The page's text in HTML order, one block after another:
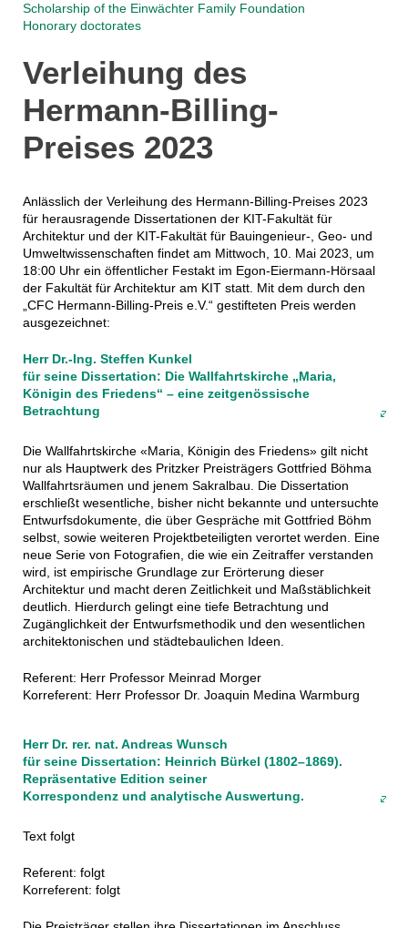
Scholarship of the Einwächter Family Foundation
Honorary doctorates
Verleihung des
Hermann-Billing-
Preises 2023
Anlässlich der Verleihung des Hermann-Billing-Preises 2023
für herausragende Dissertationen der KIT-Fakultät für
Architektur und der KIT-Fakultät für Bauingenieur-, Geo- und
Umweltwissenschaften findet am Mittwoch, 10. Mai 2023, um
18:00 Uhr ein öffentlicher Festakt im Egon-Eiermann-Hörsaal
der Fakultät für Architektur am KIT statt. Mit dem durch den
„CFC Hermann-Billing-Preis e.V.“ gestifteten Preis werden
ausgezeichnet:
Herr Dr.-Ing. Steffen Kunkel
für seine Dissertation: Die Wallfahrtskirche „Maria,
Königin des Friedens“ – eine zeitgenössische
Betrachtung
Die Wallfahrtskirche «Maria, Königin des Friedens» gilt nicht
nur als Hauptwerk des Pritzker Preisträgers Gottfried Böhma
Wallfahrtsräumen und jenem Sakralbau. Die Dissertation
erschließt wesentliche, bisher nicht bekannte und untersuchte
Entwurfsdokumente, die über Gespräche mit Gottfried Böhm
selbst, sowie weiteren Projektbeteiligten verortet werden. Eine
neue Serie von Fotografien, die wie ein Zeitraffer verstanden
wird, ist empirische Grundlage zur Erörterung dieser
Architektur und macht deren Zeitlichkeit und Maßstäblichkeit
deutlich. Hierdurch gelingt eine tiefe Betrachtung und
Zugänglichkeit der Entwurfsmethodik und den wesentlichen
architektonischen und städtebaulichen Ideen.
Referent: Herr Professor Meinrad Morger
Korreferent: Herr Professor Dr. Joaquin Medina Warmburg
Herr Dr. rer. nat. Andreas Wunsch
für seine Dissertation: Heinrich Bürkel (1802–1869).
Repräsentative Edition seiner
Korrespondenz und analytische Auswertung.
Text folgt
Referent: folgt
Korreferent: folgt